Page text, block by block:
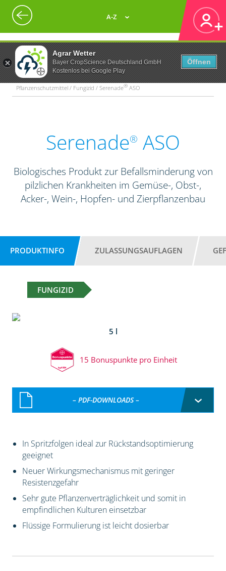
Agrar Wetter
Bayer CropScience Deutschland GmbH
Kostenlos bei Google Play
Öffnen
A-Z
Pflanzenschutzmittel / Fungizid / Serenade® ASO
Serenade® ASO
Biologisches Produkt zur Befallsminderung von
pilzlichen Krankheiten im Gemüse-, Obst-,
Acker-, Wein-, Hopfen- und Zierpflanzenbau
PRODUKTINFO ZULASSUNGSAUFLAGEN
FUNGIZID
5 l
15 Bonuspunkte pro Einheit
– PDF-DOWNLOADS –
In Spritzfolgen ideal zur Rückstandsoptimierung
geeignet
Neuer Wirkungsmechanismus mit geringer
Resistenzgefahr
Sehr gute Pflanzenverträglichkeit und somit in
empfindlichen Kulturen einsetzbar
Flüssige Formulierung ist leicht dosierbar